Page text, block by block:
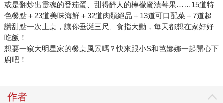
或是翻炒出靈魂的番茄蛋、甜得醉人的檸檬蜜漬莓果……15道特
色餐點＋23道美味海鮮＋32道肉類絕品＋13道可口配菜＋7道超
讚甜點一次上桌，讓你垂涎三尺、食指大動，每天都想在家好好
吃飯！
想要一窺大明星家的餐桌風景嗎？快來跟小S和芭娜娜一起開心下
廚吧！
作者